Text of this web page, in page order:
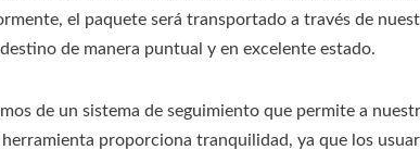
el paquete será transportado a través de
de manera puntual y en excelente estado.
de un sistema de seguimiento que permite a
proporciona tranquilidad, ya que los